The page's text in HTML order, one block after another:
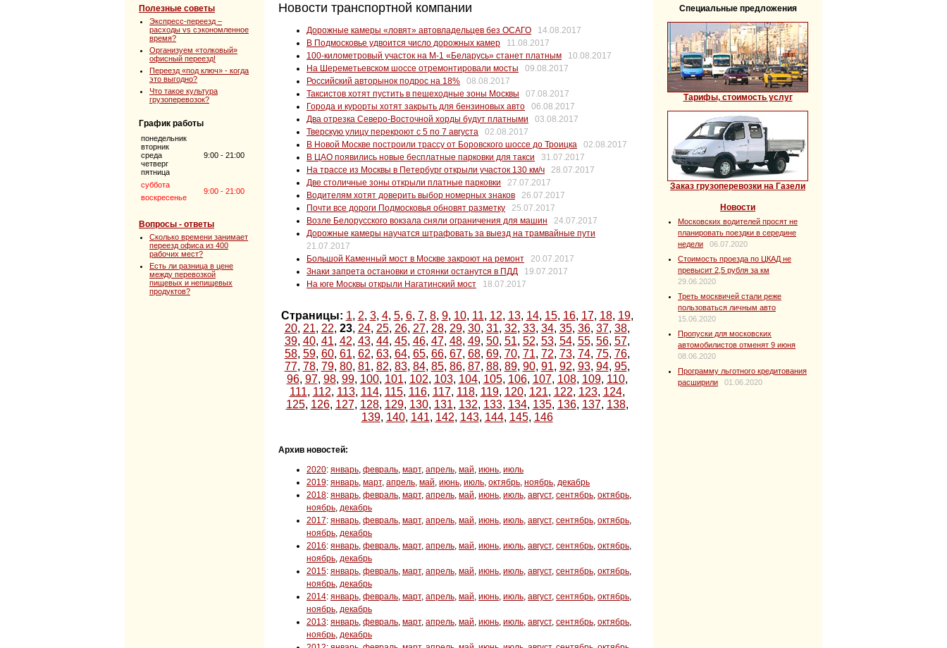
Полезные советы
Экспресс-переезд –
расходы vs сэкономленное
время?
Организуем «толковый»
офисный переезд!
Переезд «под ключ» - когда
это выгодно?
Что такое культура
грузоперевозок?
График работы
понедельник
вторник
среда
четверг
пятница
9:00 - 21:00
суббота
9:00 - 21:00
воскресенье
Вопросы - ответы
Сколько времени занимает
переезд офиса из 400
рабочих мест?
Есть ли разница в цене
между перевозкой
пищевых и непищевых
продуктов?
Новости транспортной компании
Дорожные камеры «ловят» автовладельцев без ОСАГО
14.08.2017
В Подмосковье удвоится число дорожных камер
11.08.2017
100-километровый участок на М-1 «Беларусь» станет платным
10.08.2017
На Шереметьевском шоссе отремонтировали мосты
09.08.2017
Российский авторынок подрос на 18%
08.08.2017
Таксистов хотят пустить в пешеходные зоны Москвы
07.08.2017
Города и курорты хотят закрыть для бензиновых авто
06.08.2017
Два отрезка Северо-Восточной хорды будут платными
03.08.2017
Тверскую улицу перекроют с 5 по 7 августа
02.08.2017
В Новой Москве построили трассу от Боровского шоссе до Троицка
02.08.2017
В ЦАО появились новые бесплатные парковки для такси
31.07.2017
На трассе из Москвы в Петербург открыли участок 130 км/ч
28.07.2017
Две столичные зоны открыли платные парковки
27.07.2017
Водителям хотят доверить выбор номерных знаков
26.07.2017
Почти все дороги Подмосковья обновят разметку
25.07.2017
Возле Белорусского вокзала сняли ограничения для машин
24.07.2017
Дорожные камеры научатся штрафовать за выезд на трамвайные пути
21.07.2017
Большой Каменный мост в Москве закроют на ремонт
20.07.2017
Знаки запрета остановки и стоянки останутся в ПДД
19.07.2017
На юге Москвы открыли Нагатинский мост
18.07.2017
Страницы: 1, 2, 3, 4, 5, 6, 7, 8, 9, 10, 11, 12, 13, 14, 15, 16, 17, 18, 19,
20, 21, 22, 23, 24, 25, 26, 27, 28, 29, 30, 31, 32, 33, 34, 35, 36, 37, 38,
39, 40, 41, 42, 43, 44, 45, 46, 47, 48, 49, 50, 51, 52, 53, 54, 55, 56, 57,
58, 59, 60, 61, 62, 63, 64, 65, 66, 67, 68, 69, 70, 71, 72, 73, 74, 75, 76,
77, 78, 79, 80, 81, 82, 83, 84, 85, 86, 87, 88, 89, 90, 91, 92, 93, 94, 95,
96, 97, 98, 99, 100, 101, 102, 103, 104, 105, 106, 107, 108, 109, 110,
111, 112, 113, 114, 115, 116, 117, 118, 119, 120, 121, 122, 123, 124,
125, 126, 127, 128, 129, 130, 131, 132, 133, 134, 135, 136, 137, 138,
139, 140, 141, 142, 143, 144, 145, 146
Архив новостей:
2020: январь, февраль, март, апрель, май, июнь, июль
2019: январь, март, апрель, май, июнь, июль, октябрь, ноябрь, декабрь
2018: январь, февраль, март, апрель, май, июнь, июль, август, сентябрь, октябрь,
ноябрь, декабрь
2017: январь, февраль, март, апрель, май, июнь, июль, август, сентябрь, октябрь,
ноябрь, декабрь
2016: январь, февраль, март, апрель, май, июнь, июль, август, сентябрь, октябрь,
ноябрь, декабрь
2015: январь, февраль, март, апрель, май, июнь, июль, август, сентябрь, октябрь,
ноябрь, декабрь
2014: январь, февраль, март, апрель, май, июнь, июль, август, сентябрь, октябрь,
ноябрь, декабрь
2013: январь, февраль, март, апрель, май, июнь, июль, август, сентябрь, октябрь,
ноябрь, декабрь
Специальные предложения
Тарифы, стоимость услуг
Заказ грузоперевозки на Газели
Новости
Московских водителей просят не
планировать поездки в середине
недели
06.07.2020
Стоимость проезда по ЦКАД не
превысит 2,5 рубля за км
29.06.2020
Треть москвичей стали реже
пользоваться личным авто
15.06.2020
Пропуски для московских
автомобилистов отменят 9 июня
08.06.2020
Программу льготного кредитования
расширили
01.06.2020